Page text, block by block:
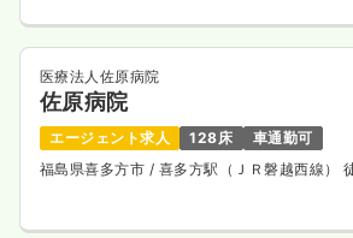
医療法人佐原病院
佐原病院
エージェント求人 128床
車通勤可
福島県喜多方市 / 喜多方駅（ＪＲ磐越西線）